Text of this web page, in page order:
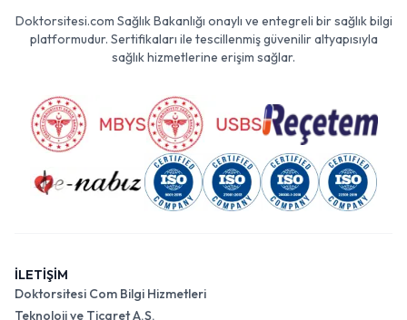
Doktorsitesi.com Sağlık Bakanlığı onaylı ve entegreli bir sağlık bilgi
platformudur. Sertifikaları ile tescillenmiş güvenilir altyapısıyla
sağlık hizmetlerine erişim sağlar.
İLETİŞİM
Doktorsitesi Com Bilgi Hizmetleri
Teknoloji ve Ticaret A.Ş.